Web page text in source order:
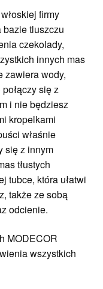
firmy
bazie tluszczu
czekolady,
innych mas
zawiera wody,
się z
i nie będziesz
kropelkami
właśnie
się z innym
tłustych
tubce, która ułatwi
także ze sobą
odcienie.
MODECOR
wszystkich